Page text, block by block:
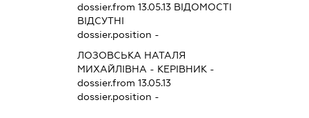
dossier.from 13.05.13 ВІДОМОСТІ
ВІДСУТНІ
dossier.position -
ЛОЗОВСЬКА НАТАЛЯ
МИХАЙЛІВНА - КЕРІВНИК -
dossier.from 13.05.13
dossier.position -